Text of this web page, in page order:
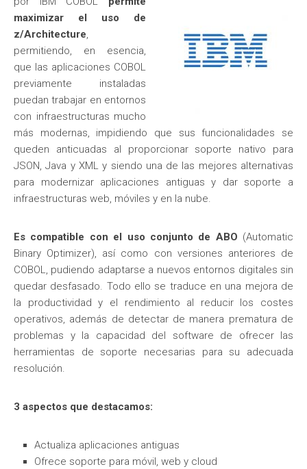
maximizar el uso de
z/Architecture,
permitiendo, en esencia,
que las aplicaciones COBOL
previamente instaladas
puedan trabajar en entornos
con infraestructuras mucho
más modernas, impidiendo que sus funcionalidades se
queden anticuadas al proporcionar soporte nativo para
JSON, Java y XML y siendo una de las mejores alternativas
para modernizar aplicaciones antiguas y dar soporte a
infraestructuras web, móviles y en la nube.
Es compatible con el uso conjunto de ABO (Automatic
Binary Optimizer), así como con versiones anteriores de
COBOL, pudiendo adaptarse a nuevos entornos digitales sin
quedar desfasado. Todo ello se traduce en una mejora de
la productividad y el rendimiento al reducir los costes
operativos, además de detectar de manera prematura de
problemas y la capacidad del software de ofrecer las
herramientas de soporte necesarias para su adecuada
resolución.
3 aspectos que destacamos:
Actualiza aplicaciones antiguas
Ofrece soporte para móvil, web y cloud